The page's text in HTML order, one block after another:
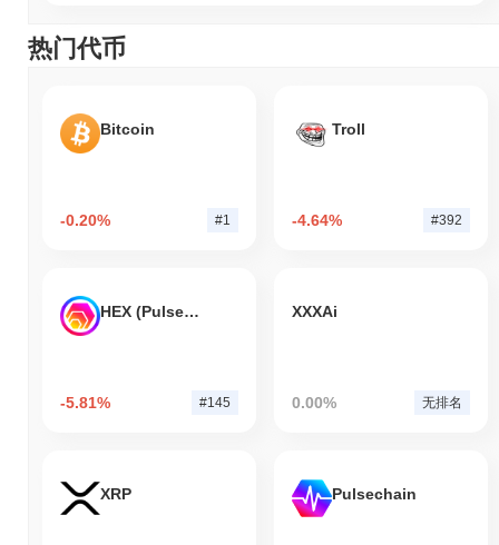
热门代币
Bitcoin
-0.20% #1
Troll
-4.64% #392
HEX (Pulsechain)
-5.81% #145
XXXAi
0.00% 无排名
XRP Pulsechain